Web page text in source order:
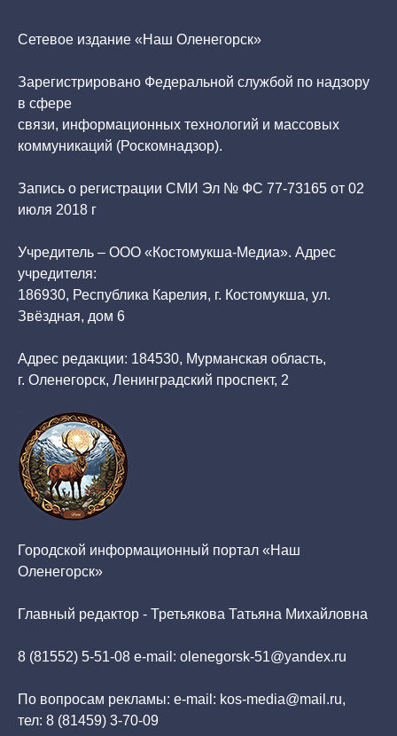
Сетевое издание «Наш Оленегорск»
Зарегистрировано Федеральной службой по надзору
в сфере
связи, информационных технологий и массовых
коммуникаций (Роскомнадзор).
Запись о регистрации СМИ Эл № ФС 77-73165 от 02
июля 2018 г
Учредитель – ООО «Костомукша-Медиа». Адрес
учредителя:
186930, Республика Карелия, г. Костомукша, ул.
Звёздная, дом 6
Адрес редакции: 184530, Мурманская область,
г. Оленегорск, Ленинградский проспект, 2
Городской информационный портал «Наш
Оленегорск»
Главный редактор - Третьякова Татьяна Михайловна
8 (81552) 5-51-08 e-mail: olenegorsk-51@yandex.ru
По вопросам рекламы: e-mail: kos-media@mail.ru,
тел: 8 (81459) 3-70-09